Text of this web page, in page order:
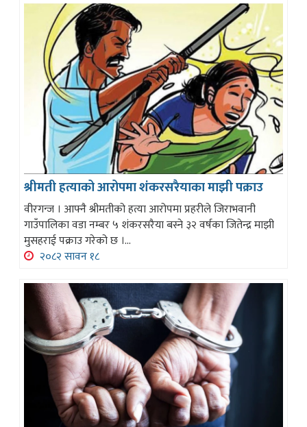
श्रीमती हत्याको आरोपमा शंकरसरैयाका माझी पक्राउ
वीरगन्ज । आफ्नै श्रीमतीको हत्या आरोपमा प्रहरीले जिराभवानी
गाउँपालिका वडा नम्बर ५ शंकरसरैया बस्ने ३२ वर्षका जितेन्द्र माझी
मुसहराई पक्राउ गरेको छ ।...
२०८२ सावन १८